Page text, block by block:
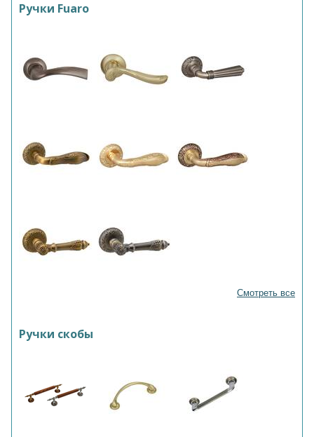
Ручки Fuaro
Смотреть все
Ручки скобы